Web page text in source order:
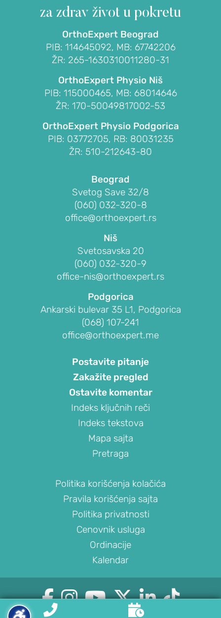
OBOLJENJA
glave
radijusa
Ukočenost
(kontraktura
PROCEDURE
Artroskopija
lakta
Popuštanje
za zdrav život u pokretu
OrthoExpert Beograd
PIB: 114645092, MB: 67742206
ŽR: 265-1630310011280-31
OrthoExpert Physio Niš
PIB: 115000465, MB: 68014646
ŽR: 170-50049817002-53
OrthoExpert Physio Podgorica
PIB: 03772705, RB: 80031235
ŽR: 510-212643-80
Beograd
Svetog Save 32/8
(060) 032-320-8
office@orthoexpert.rs
Niš
Svetosavska 20
(060) 032-320-9
office-nis@orthoexpert.rs
Podgorica
Ankarski bulevar 35 L1, Podgorica
(068) 107-241
office@orthoexpert.me
Postavite pitanje
Zakažite pregled
Ostavite komentar
Indeks ključnih reči
Indeks tekstova
Mapa sajta
Pretraga
Politika korišćenja kolačića
Pravila korišćenja sajta
Politika privatnosti
Cenovnik usluga
Ordinacije
Kalendar
     
 